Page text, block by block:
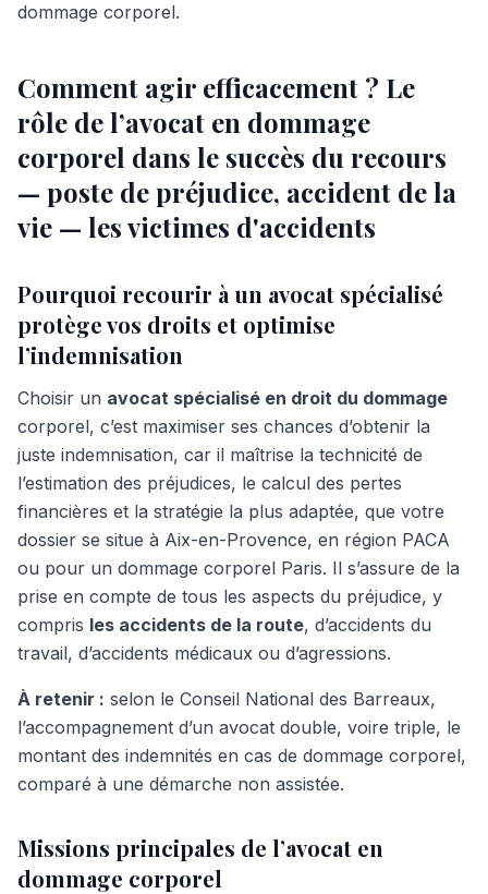
dommage corporel.
Comment agir efficacement ? Le
rôle de l’avocat en dommage
corporel dans le succès du recours
— poste de préjudice, accident de la
vie — les victimes d'accidents
Pourquoi recourir à un avocat spécialisé
protège vos droits et optimise
l’indemnisation
Choisir un avocat spécialisé en droit du dommage
corporel, c’est maximiser ses chances d’obtenir la
juste indemnisation, car il maîtrise la technicité de
l’estimation des préjudices, le calcul des pertes
financières et la stratégie la plus adaptée, que votre
dossier se situe à Aix-en-Provence, en région PACA
ou pour un dommage corporel Paris. Il s’assure de la
prise en compte de tous les aspects du préjudice, y
compris les accidents de la route, d’accidents du
travail, d’accidents médicaux ou d’agressions.
À retenir : selon le Conseil National des Barreaux,
l’accompagnement d’un avocat double, voire triple, le
montant des indemnités en cas de dommage corporel,
comparé à une démarche non assistée.
Missions principales de l’avocat en
dommage corporel